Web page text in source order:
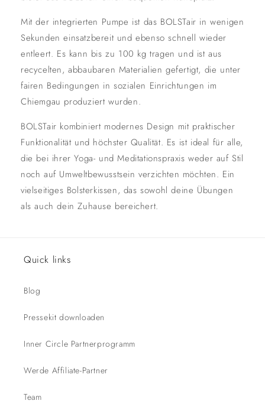
Mit der integrierten Pumpe ist das BOLSTair in wenigen
Sekunden einsatzbereit und ebenso schnell wieder
entleert. Es kann bis zu 100 kg tragen und ist aus
recycelten, abbaubaren Materialien gefertigt, die unter
fairen Bedingungen in sozialen Einrichtungen im
Chiemgau produziert wurden.
BOLSTair kombiniert modernes Design mit praktischer
Funktionalität und höchster Qualität. Es ist ideal für alle,
die bei ihrer Yoga- und Meditationspraxis weder auf Stil
noch auf Umweltbewusstsein verzichten möchten. Ein
vielseitiges Bolsterkissen, das sowohl deine Übungen
als auch dein Zuhause bereichert.
Quick links
Blog
Pressekit downloaden
Inner Circle Partnerprogramm
Werde Affiliate-Partner
Team